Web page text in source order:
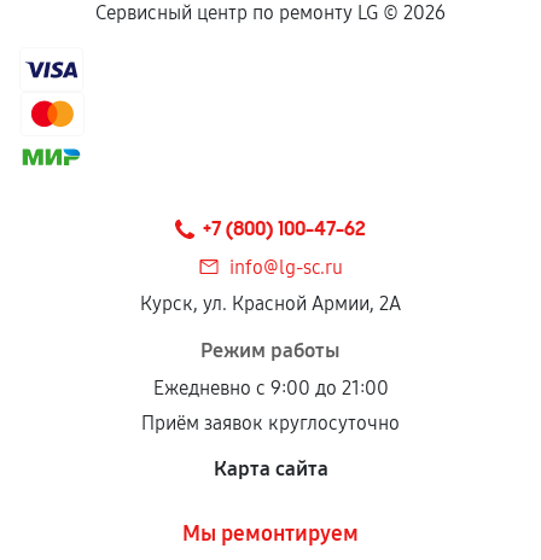
Сервисный центр по ремонту LG © 2026
+7 (800) 100-47-62
info@lg-sc.ru
Курск, ул. Красной Армии, 2А
Режим работы
Ежедневно с 9:00 до 21:00
Приём заявок круглосуточно
Карта сайта
Мы ремонтируем